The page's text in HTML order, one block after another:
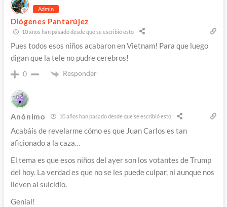
Admin
Diógenes Pantarújez
10 años han pasado desde que se escribió esto
Pues todos esos niños acabaron en Vietnam! Para que luego
digan que la tele no pudre cerebros!
0 Responder
Anónimo 10 años han pasado desde que se escribió esto
Acabáis de revelarme cómo es que Juan Carlos es tan
aficionado a la caza…
El tema es que esos niños del ayer son los votantes de Trump
del hoy. La verdad es que no se les puede culpar, ni aunque nos
lleven al suicidio.
Genial!